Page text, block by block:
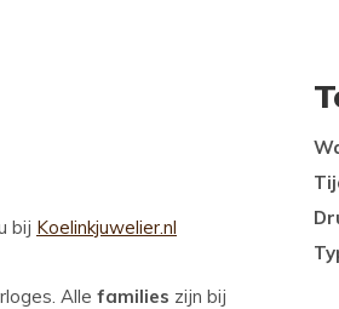
bij Koelinkjuwelier.nl
Alle families zijn bij